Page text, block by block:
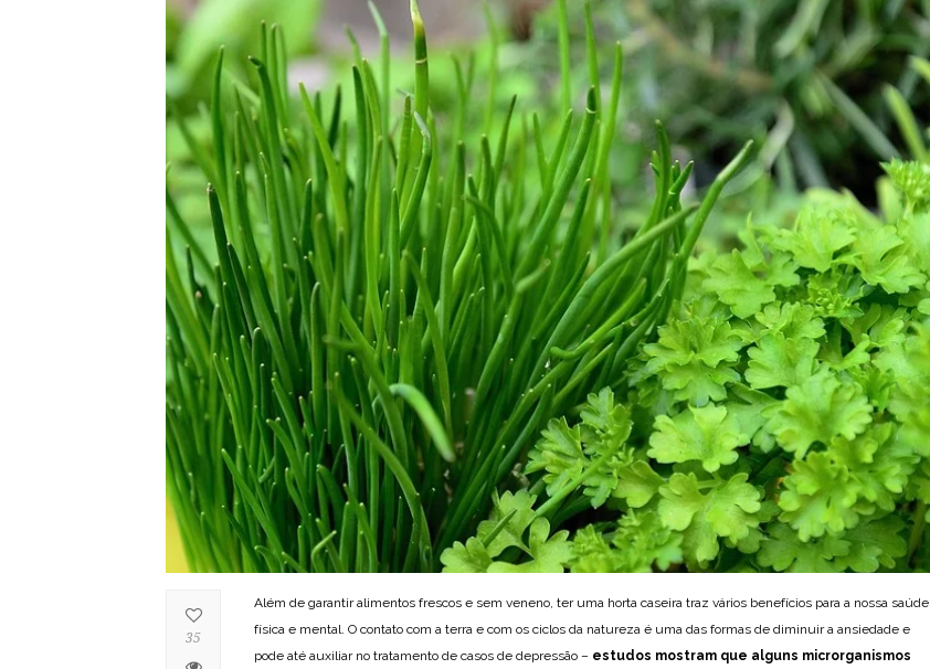
Além de garantir alimentos frescos e sem veneno, ter uma horta caseira traz vários benefícios para a nossa saúde
física e mental. O contato com a terra e com os ciclos da natureza é uma das formas de diminuir a ansiedade e
pode até auxiliar no tratamento de casos de depressão – estudos mostram que alguns microrganismos
35